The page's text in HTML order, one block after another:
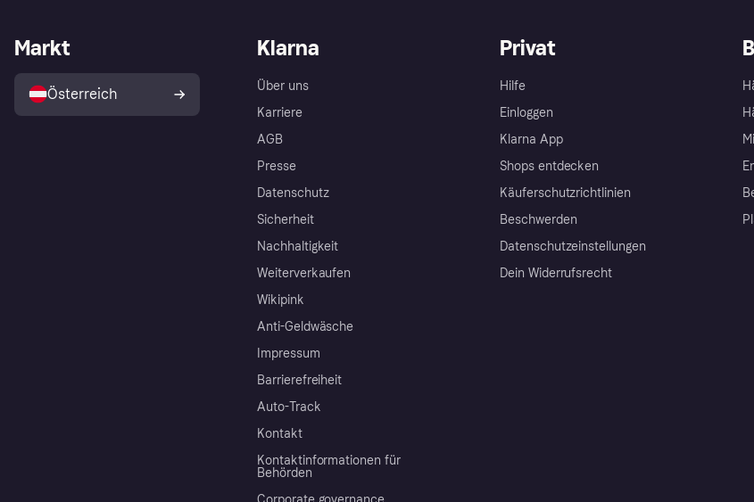
Klarna
Über uns
Karriere
AGB
Presse
Datenschutz
Sicherheit
Nachhaltigkeit
Weiterverkaufen
Wikipink
Anti-Geldwäsche
Impressum
Barrierefreiheit
Auto-Track
Kontakt
Kontaktinformationen für
Behörden
Privat
Hilfe
Einloggen
Klarna App
Shops entdecken
Käuferschutzrichtlinien
Beschwerden
Datenschutzeinstellungen
Dein Widerrufsrecht
Markt
Österreich